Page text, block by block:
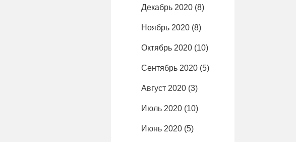
Декабрь 2020 (8)
Ноябрь 2020 (8)
Октябрь 2020 (10)
Сентябрь 2020 (5)
Август 2020 (3)
Июль 2020 (10)
Июнь 2020 (5)